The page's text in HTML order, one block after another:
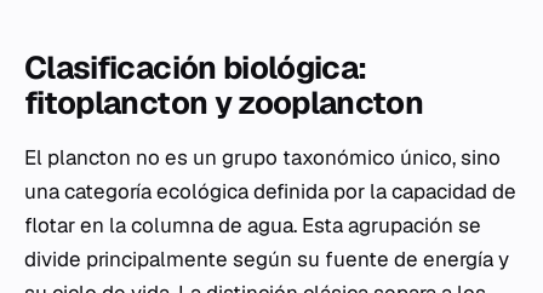
Clasificación biológica:
fitoplancton y zooplancton
El plancton no es un grupo taxonómico único, sino
una categoría ecológica definida por la capacidad de
flotar en la columna de agua. Esta agrupación se
divide principalmente según su fuente de energía y